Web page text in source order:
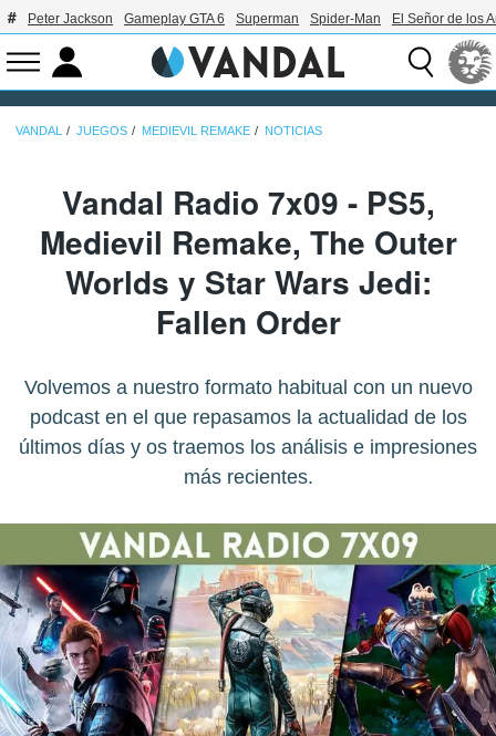
Peter Jackson Gameplay GTA 6 Superman Spider-Man El Señor de los
VANDAL JUEGOS MEDIEVIL REMAKE NOTICIAS
Vandal Radio 7x09 - PS5,
Medievil Remake, The Outer
Worlds y Star Wars Jedi:
Fallen Order
Volvemos a nuestro formato habitual con un nuevo
podcast en el que repasamos la actualidad de los
últimos días y os traemos los análisis e impresiones
más recientes.